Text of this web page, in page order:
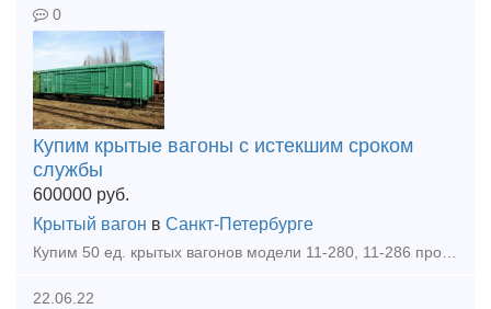
0
Купим крытые вагоны с истекшим сроком
службы
600000 руб.
Крытый вагон в Санкт-Петербурге
Купим 50 ед. крытых вагонов модели 11-280, 11-286 производста Алтайвагон с остаточным сроком службы или с истекшим сроком службы. Рассмотрим любые предложения
22.06.22